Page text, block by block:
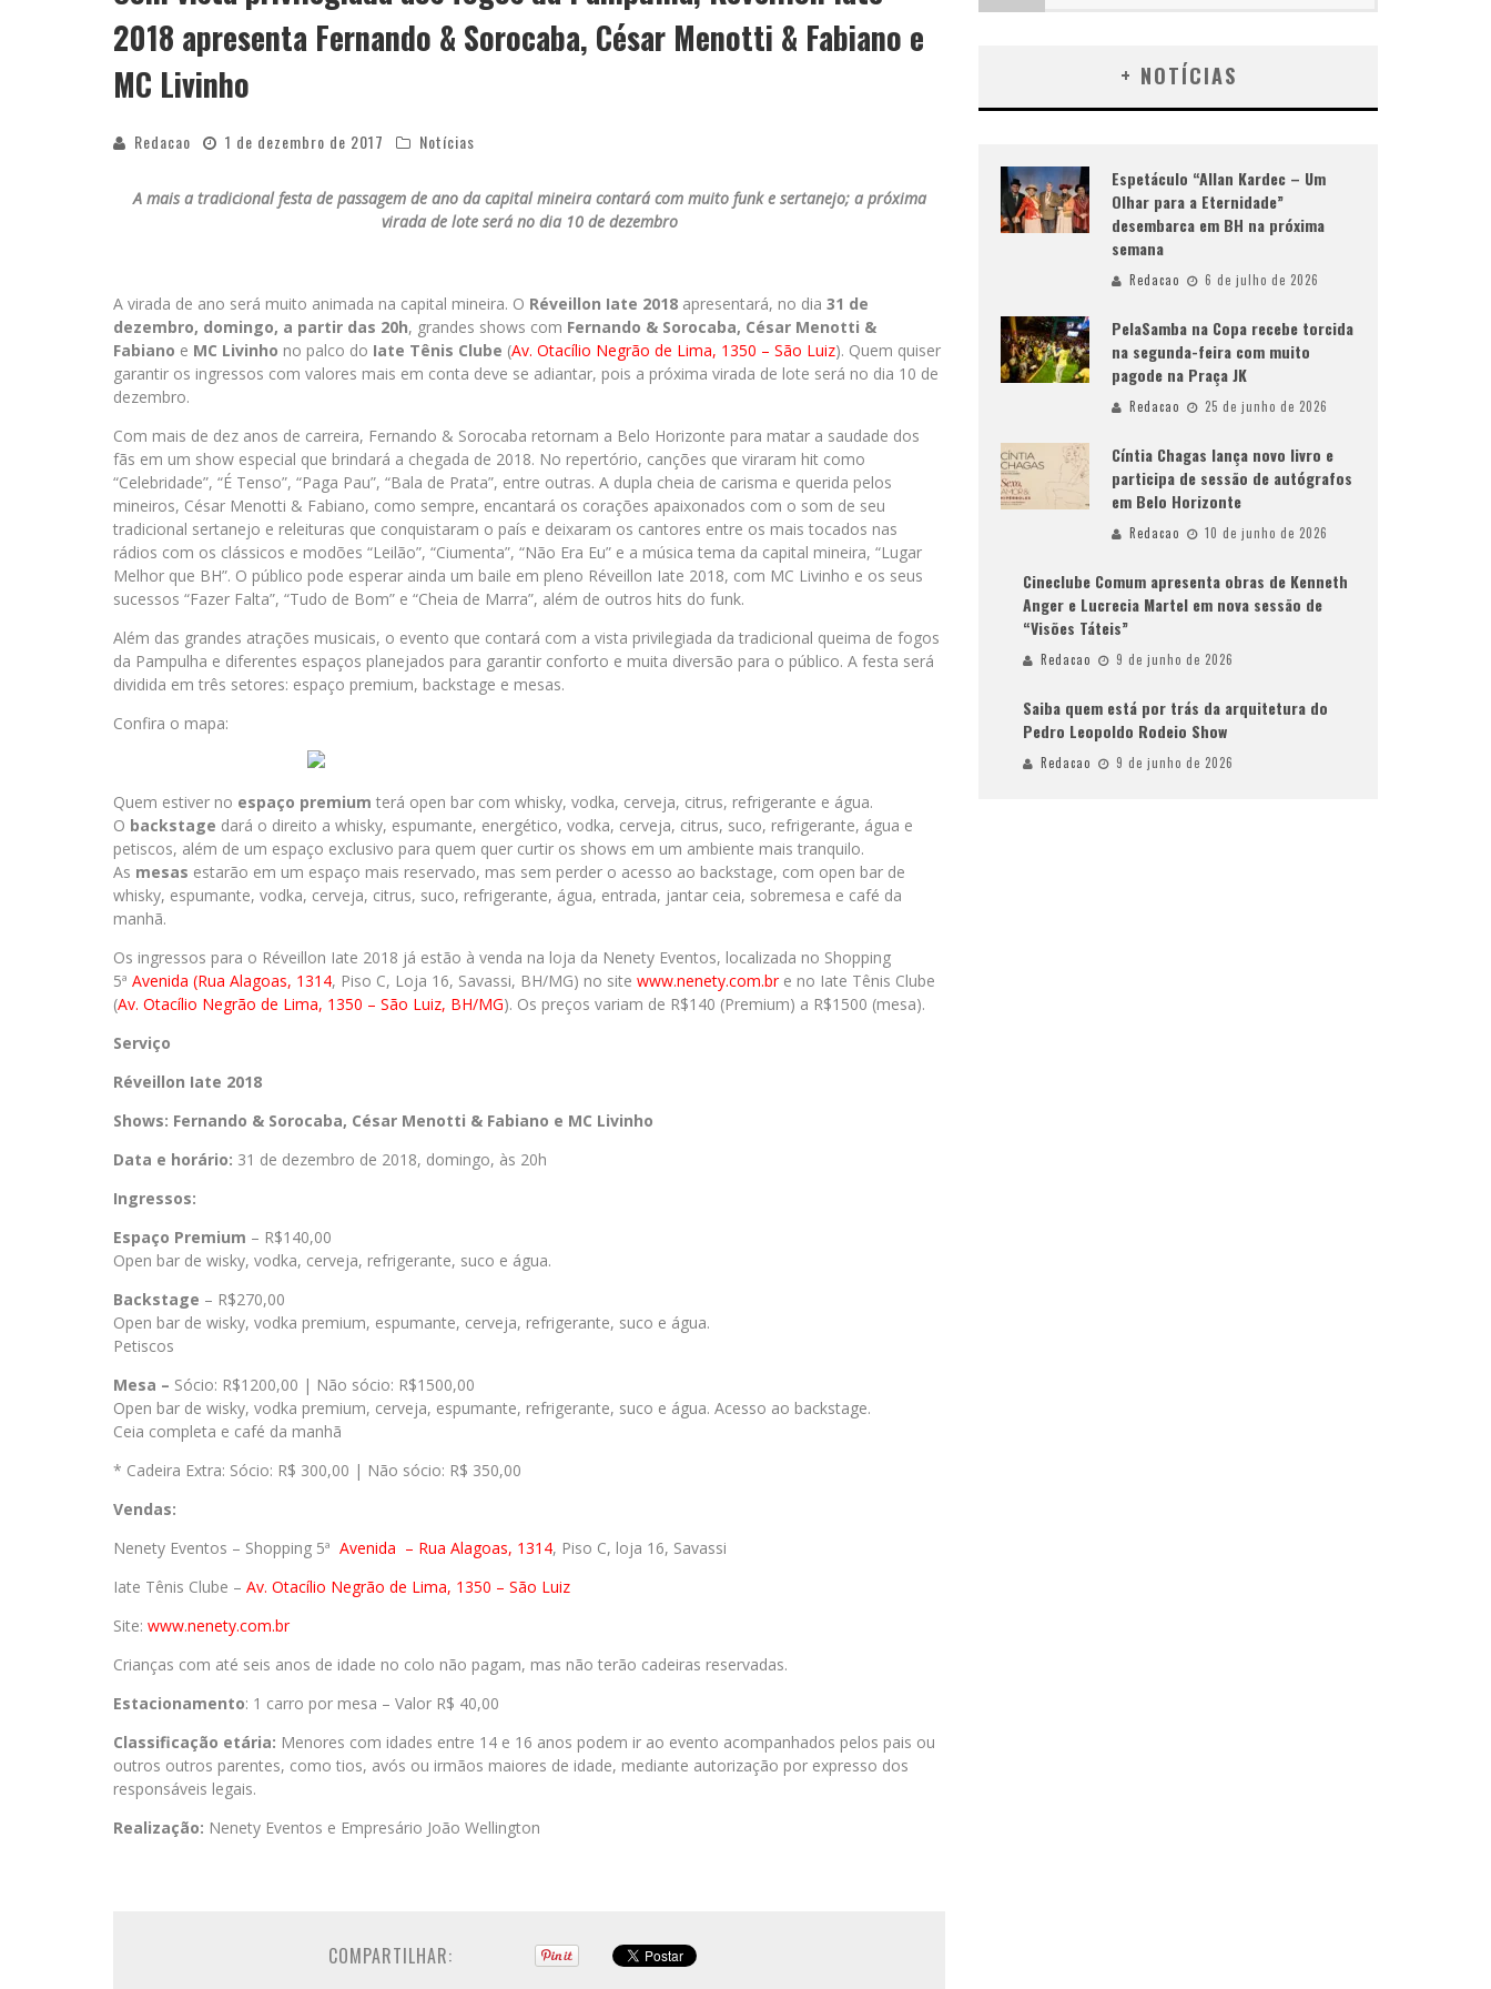
2018 apresenta Fernando & Sorocaba, César Menotti & Fabiano e
MC Livinho
Redacao 1 de dezembro de 2017 Notícias
A mais a tradicional festa de passagem de ano da capital mineira contará com muito funk e sertanejo; a próxima
virada de lote será no dia 10 de dezembro
A virada de ano será muito animada na capital mineira. O Réveillon Iate 2018 apresentará, no dia 31 de
dezembro, domingo, a partir das 20h, grandes shows com Fernando & Sorocaba, César Menotti &
Fabiano e MC Livinho no palco do Iate Tênis Clube (Av. Otacílio Negrão de Lima, 1350 – São Luiz). Quem quiser
garantir os ingressos com valores mais em conta deve se adiantar, pois a próxima virada de lote será no dia 10 de
dezembro.
Com mais de dez anos de carreira, Fernando & Sorocaba retornam a Belo Horizonte para matar a saudade dos
fãs em um show especial que brindará a chegada de 2018. No repertório, canções que viraram hit como
“Celebridade”, “É Tenso”, “Paga Pau”, “Bala de Prata”, entre outras. A dupla cheia de carisma e querida pelos
mineiros, César Menotti & Fabiano, como sempre, encantará os corações apaixonados com o som de seu
tradicional sertanejo e releituras que conquistaram o país e deixaram os cantores entre os mais tocados nas
rádios com os clássicos e modões “Leilão”, “Ciumenta”, “Não Era Eu” e a música tema da capital mineira, “Lugar
Melhor que BH”. O público pode esperar ainda um baile em pleno Réveillon Iate 2018, com MC Livinho e os seus
sucessos “Fazer Falta”, “Tudo de Bom” e “Cheia de Marra”, além de outros hits do funk.
Além das grandes atrações musicais, o evento que contará com a vista privilegiada da tradicional queima de fogos
da Pampulha e diferentes espaços planejados para garantir conforto e muita diversão para o público. A festa será
dividida em três setores: espaço premium, backstage e mesas.
Confira o mapa:
Quem estiver no espaço premium terá open bar com whisky, vodka, cerveja, citrus, refrigerante e água.
O backstage dará o direito a whisky, espumante, energético, vodka, cerveja, citrus, suco, refrigerante, água e
petiscos, além de um espaço exclusivo para quem quer curtir os shows em um ambiente mais tranquilo.
As mesas estarão em um espaço mais reservado, mas sem perder o acesso ao backstage, com open bar de
whisky, espumante, vodka, cerveja, citrus, suco, refrigerante, água, entrada, jantar ceia, sobremesa e café da
manhã.
Os ingressos para o Réveillon Iate 2018 já estão à venda na loja da Nenety Eventos, localizada no Shopping
5ª Avenida (Rua Alagoas, 1314, Piso C, Loja 16, Savassi, BH/MG) no site www.nenety.com.bre no Iate Tênis Clube
(Av. Otacílio Negrão de Lima, 1350 – São Luiz, BH/MG). Os preços variam de R$140 (Premium) a R$1500 (mesa).
Serviço
Réveillon Iate 2018
Shows: Fernando & Sorocaba, César Menotti & Fabiano e MC Livinho
Data e horário: 31 de dezembro de 2018, domingo, às 20h
Ingressos:
Espaço Premium – R$140,00
Open bar de wisky, vodka, cerveja, refrigerante, suco e água.
Backstage – R$270,00
Open bar de wisky, vodka premium, espumante, cerveja, refrigerante, suco e água.
Petiscos
Mesa – Sócio: R$1200,00 | Não sócio: R$1500,00
Open bar de wisky, vodka premium, cerveja, espumante, refrigerante, suco e água. Acesso ao backstage.
Ceia completa e café da manhã
* Cadeira Extra: Sócio: R$ 300,00 | Não sócio: R$ 350,00
Vendas:
Nenety Eventos – Shopping 5ª Avenida – Rua Alagoas, 1314, Piso C, loja 16, Savassi
Iate Tênis Clube – Av. Otacílio Negrão de Lima, 1350 – São Luiz
Site: www.nenety.com.br
Crianças com até seis anos de idade no colo não pagam, mas não terão cadeiras reservadas.
Estacionamento: 1 carro por mesa – Valor R$ 40,00
Classificação etária: Menores com idades entre 14 e 16 anos podem ir ao evento acompanhados pelos pais ou
outros outros parentes, como tios, avós ou irmãos maiores de idade, mediante autorização por expresso dos
responsáveis legais.
Realização: Nenety Eventos e Empresário João Wellington
COMPARTILHAR:
+ NOTÍCIAS
Espetáculo “Allan Kardec – Um
Olhar para a Eternidade”
desembarca em BH na próxima
semana
Redacao 6 de julho de 2026
PelaSamba na Copa recebe torcida
na segunda-feira com muito
pagode na Praça JK
Redacao 25 de junho de 2026
Cíntia Chagas lança novo livro e
participa de sessão de autógrafos
em Belo Horizonte
Redacao 10 de junho de 2026
Cineclube Comum apresenta obras de Kenneth
Anger e Lucrecia Martel em nova sessão de
“Visões Táteis”
Redacao 9 de junho de 2026
Saiba quem está por trás da arquitetura do
Pedro Leopoldo Rodeio Show
Redacao 9 de junho de 2026